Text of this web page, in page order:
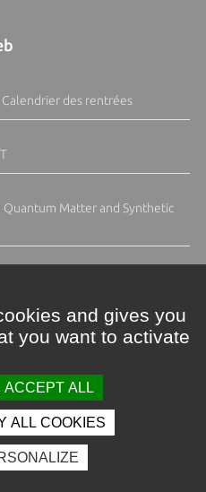
des rentrées
Matter and Synthetic
presse
Photothèque
and gives you
you want to activate
ACCEPT ALL
ALL COOKIES